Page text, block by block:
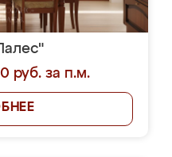
руб. за п.м.